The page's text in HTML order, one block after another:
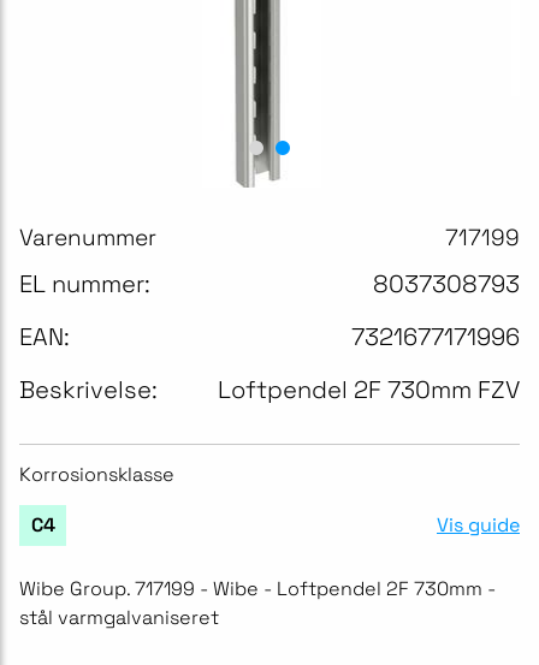
Varenummer 717199
EL nummer:
8037308793
EAN:
7321677171996
Beskrivelse:
Loftpendel 2F 730mm FZV
Korrosionsklasse
C4 Vis guide
Wibe Group. 717199 - Wibe - Loftpendel 2F 730mm -
stål varmgalvaniseret